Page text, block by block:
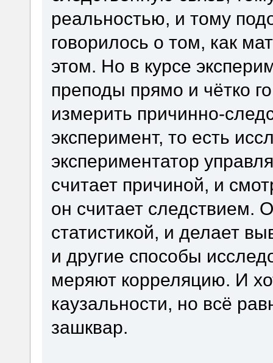
реальностью, и тому
говорилось о том, как
этом. Но в курсе
преподы прямо и чётко
измерить причинно-
эксперимент, то есть
экспериментатор
считает причиной, и
он считает следствием.
статистикой, и делает
и другие способы
меряют корреляцию. И
каузальности, но всё
зашквар.